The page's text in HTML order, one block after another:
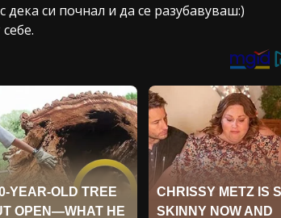
си почнал и да се разубавуваш:)